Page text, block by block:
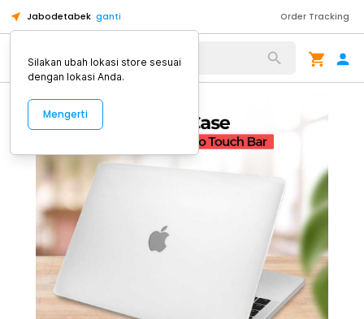
Jabodetabek ganti Order Tracking
Alat Kopi
Silakan ubah lokasi store sesuai
dengan lokasi Anda.
Mengerti